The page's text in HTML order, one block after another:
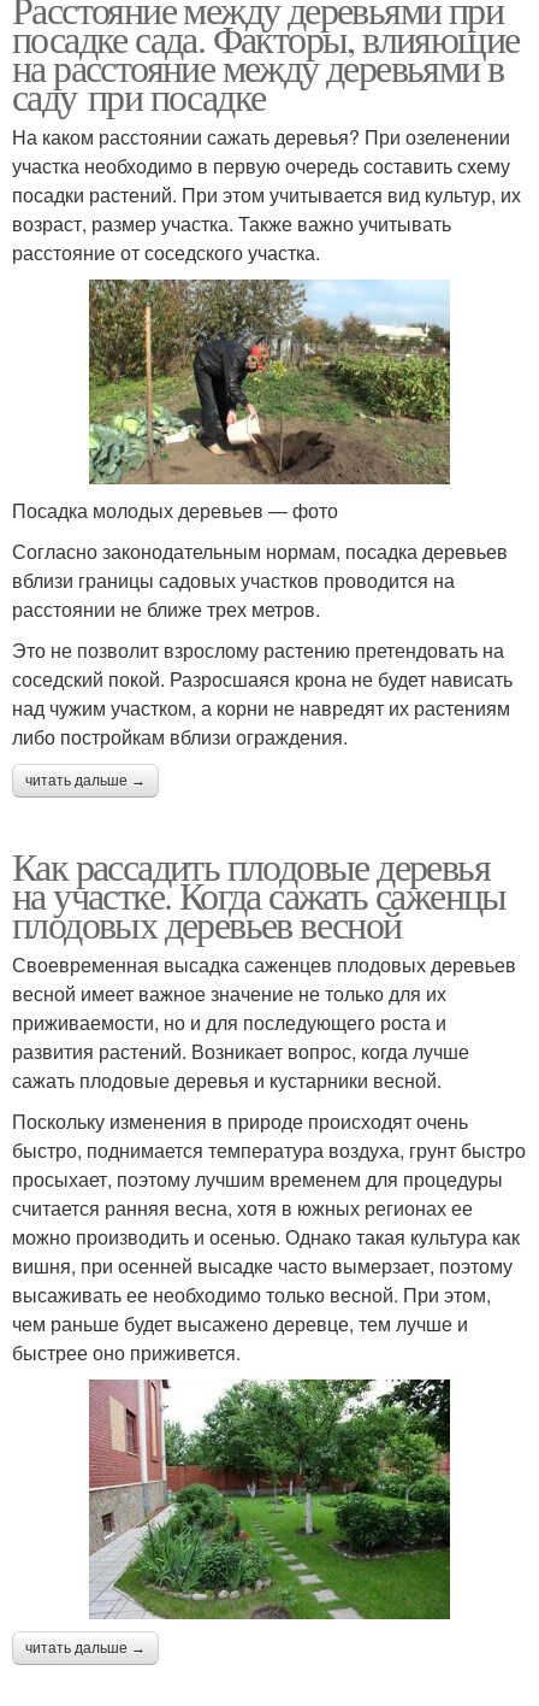
посадке сада. Факторы, влияющие
на расстояние между деревьями в
саду при посадке
На каком расстоянии сажать деревья? При озеленении
участка необходимо в первую очередь составить схему
посадки растений. При этом учитывается вид культур, их
возраст, размер участка. Также важно учитывать
расстояние от соседского участка.
Посадка молодых деревьев — фото
Согласно законодательным нормам, посадка деревьев
вблизи границы садовых участков проводится на
расстоянии не ближе трех метров.
Это не позволит взрослому растению претендовать на
соседский покой. Разросшаяся крона не будет нависать
над чужим участком, а корни не навредят их растениям
либо постройкам вблизи ограждения.
читать дальше →
Как рассадить плодовые деревья
на участке. Когда сажать саженцы
плодовых деревьев весной
Своевременная высадка саженцев плодовых деревьев
весной имеет важное значение не только для их
приживаемости, но и для последующего роста и
развития растений. Возникает вопрос, когда лучше
сажать плодовые деревья и кустарники весной.
Поскольку изменения в природе происходят очень
быстро, поднимается температура воздуха, грунт быстро
просыхает, поэтому лучшим временем для процедуры
считается ранняя весна, хотя в южных регионах ее
можно производить и осенью. Однако такая культура как
вишня, при осенней высадке часто вымерзает, поэтому
высаживать ее необходимо только весной. При этом,
чем раньше будет высажено деревце, тем лучше и
быстрее оно приживется.
читать дальше →